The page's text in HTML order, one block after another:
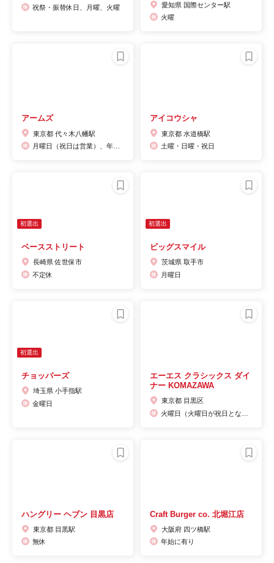
祝祭・振替休日、月曜、火曜
愛知県 国際センター駅
火曜
アームズ
東京都 代々木八幡駅
アイコウシャ
東京都 水道橋駅
土曜・日曜・祝日
初選出
ベースストリート
長崎県 佐世保市
不定休
初選出
ビッグスマイル
茨城県 取手市
月曜日
初選出
チョッパーズ
埼玉県 小手指駅
金曜日
エーエス クラシックス ダイ
ナー KOMAZAWA
東京都 目黒区
ハングリー ヘブン 目黒店
東京都 目黒駅
無休
Craft Burger co. 北堀江店
大阪府 四ツ橋駅
年始に有り